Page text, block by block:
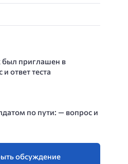
был приглашен в
ответ теста
по пути: — вопрос и
обсуждение